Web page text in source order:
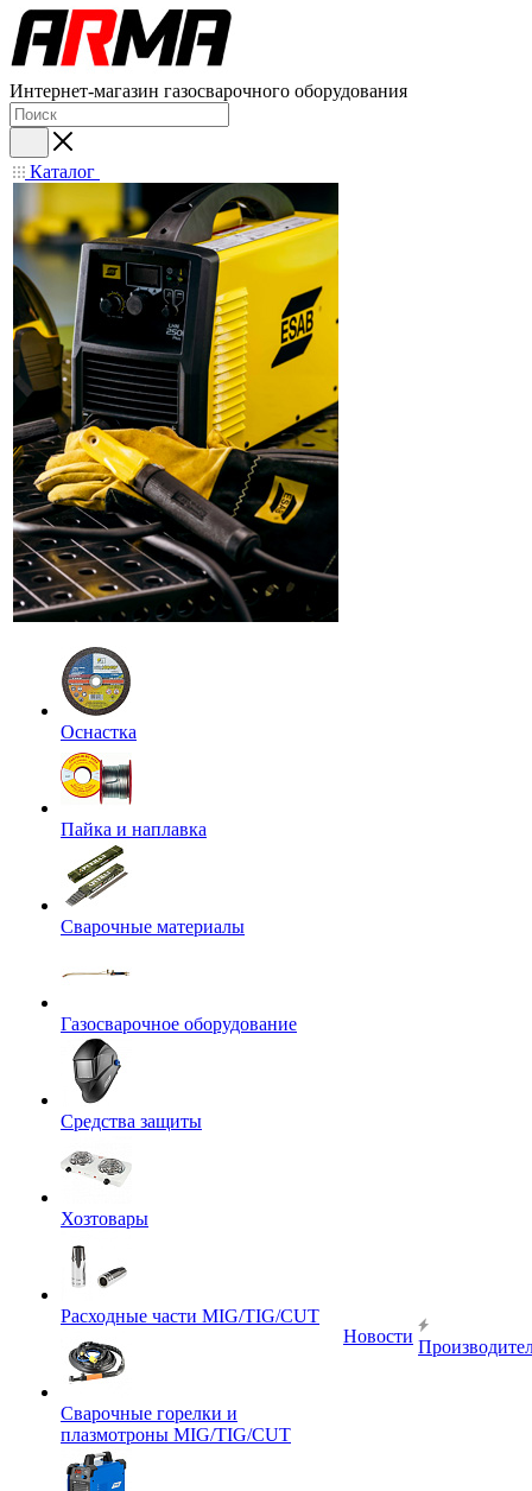
Интернет-магазин газосварочного оборудования
Каталог
Оснастка
Пайка и наплавка
Сварочные материалы
Газосварочное оборудование
Средства защиты
Хозтовары
Расходные части MIG/TIG/CUT
Сварочные горелки и
плазмотроны MIG/TIG/CUT
Новости